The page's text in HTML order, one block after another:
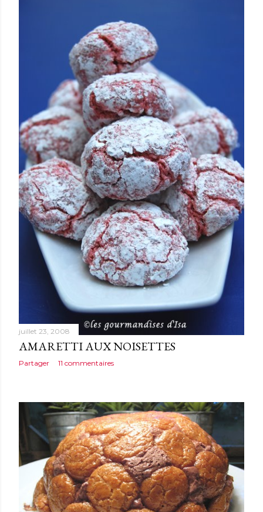
juillet 23, 2008
AMARETTI AUX NOISETTES
Partager 11 commentaires